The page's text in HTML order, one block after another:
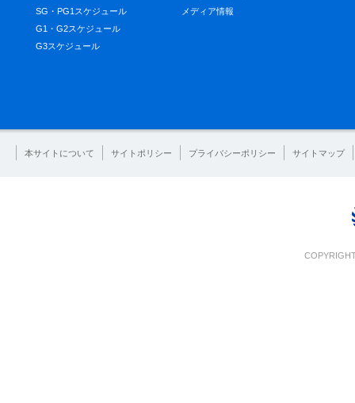
SG・PG1スケジュール
G1・G2スケジュール
G3スケジュール
メディア情報
本サイトについて サイトポリシー プライバシーポリシー サイトマップ